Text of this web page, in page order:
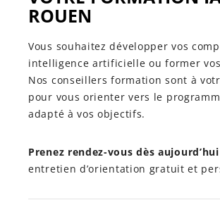
ROUEN
Vous souhaitez développer vos
intelligence artificielle ou former
Nos conseillers formation sont à
pour vous orienter vers le
adapté à vos objectifs.
Prenez rendez-vous dès aujourd’hui
entretien d’orientation gratuit et